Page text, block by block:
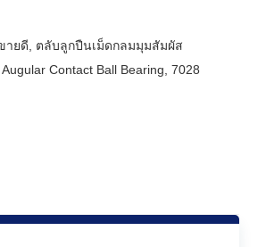
ายดี
ตลับลูกปืนเม็ดกลมมุมสัมผัส
Augular Contact Ball Bearing 7028